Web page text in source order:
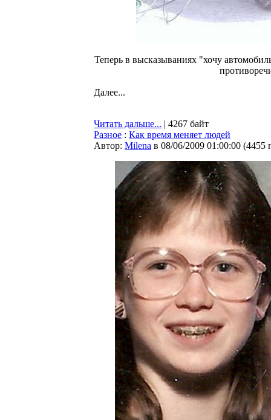
Теперь в высказываниях "хочу
Далее...
Читать дальше... | 4267 байт
Разное : Как время меняет людей
Автор: Milena в 08/06/2009 01:00:00 (4455